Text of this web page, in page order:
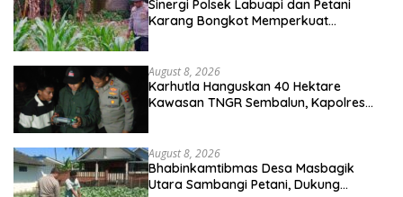
Sinergi Polsek Labuapi dan Petani
Karang Bongkot Memperkuat
August 8, 2026
Karhutla Hanguskan 40 Hektare
Kawasan TNGR Sembalun, Kapolres
August 8, 2026
Bhabinkamtibmas Desa Masbagik
Utara Sambangi Petani, Dukung